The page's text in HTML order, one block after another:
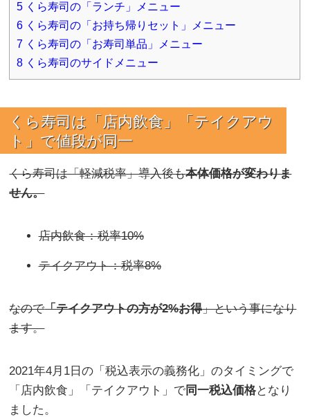
5 くら寿司の「ランチ」メニュー
6 くら寿司の「お持ち帰りセット」メニュー
7 くら寿司の「お寿司単品」メニュー
8 くら寿司のサイドメニュー
くら寿司は「店内飲食」「テイクアウ
ト」で値段が同一
くら寿司は「軽減税率」導入後も本体価格が変わりま
せん。
店内飲食：税率10%
テイクアウト：税率8%
なので「テイクアウトの方が2%お得」という事になり
ます。
2021年4月1日の「税込表示の義務化」のタイミングで
「店内飲食」「テイクアウト」で同一税込価格となり
ました。